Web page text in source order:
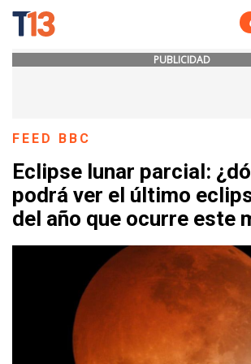
PUBLICIDAD
FEED BBC
Eclipse lunar parcial:
podrá ver el último
del año que ocurre este